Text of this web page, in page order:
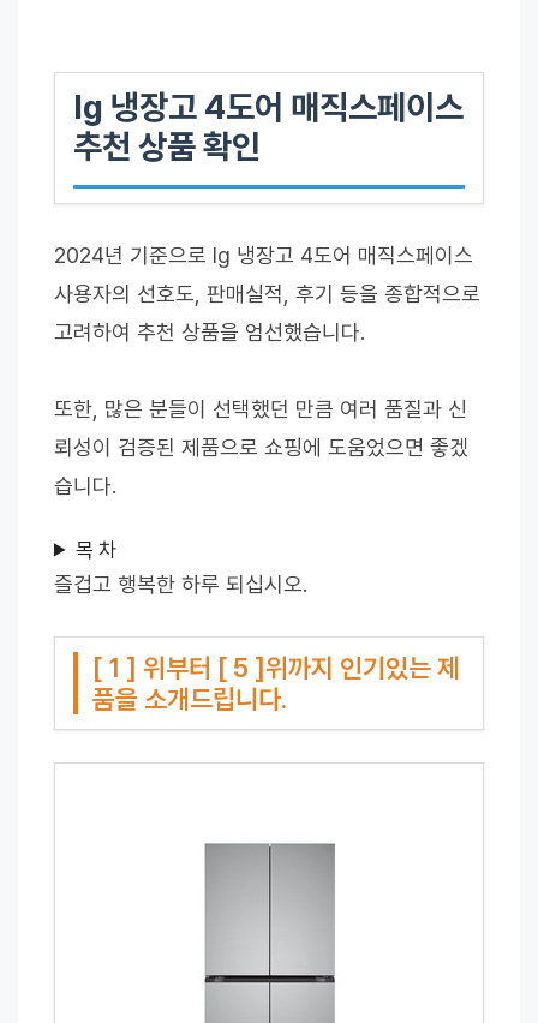
lg 냉장고 4도어 매직스페이스
추천 상품 확인
2024년 기준으로 lg 냉장고 4도어 매직스페이스
사용자의 선호도, 판매실적, 후기 등을 종합적으로
고려하여 추천 상품을 엄선했습니다.
또한, 많은 분들이 선택했던 만큼 여러 품질과 신
뢰성이 검증된 제품으로 쇼핑에 도움었으면 좋겠
습니다.
목 차
즐겁고 행복한 하루 되십시오.
[ 1 ] 위부터 [ 5 ]위까지 인기있는 제
품을 소개드립니다.